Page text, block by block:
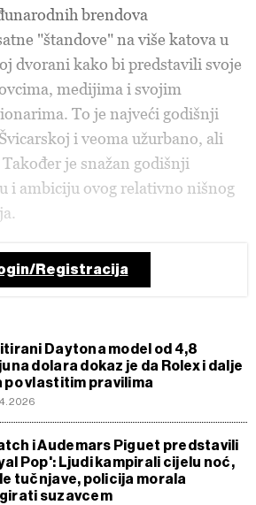
brendova
"štandove" na više katova u
dvorani kako bi predstavili svoje
medijima i svojim
To je najveći godišnji
i veoma užurbano, ali
je snažan godišnji
i ambiciju ovog relativno nišnog
Registracija
Daytona model od 4,8
dolara dokaz je da Rolex i dalje
po vlastitim pravilima
i Audemars Piguet predstavili
Pop': Ljudi kampirali cijelu noć,
tučnjave, policija morala
suzavcem